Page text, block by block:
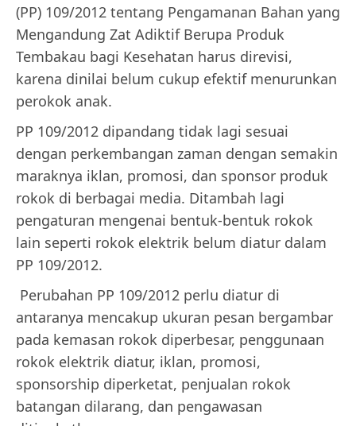
(PP) 109/2012 tentang Pengamanan Bahan yang
Mengandung Zat Adiktif Berupa Produk
Tembakau bagi Kesehatan harus direvisi,
karena dinilai belum cukup efektif menurunkan
perokok anak.
PP 109/2012 dipandang tidak lagi sesuai
dengan perkembangan zaman dengan semakin
maraknya iklan, promosi, dan sponsor produk
rokok di berbagai media. Ditambah lagi
pengaturan mengenai bentuk-bentuk rokok
lain seperti rokok elektrik belum diatur dalam
PP 109/2012.
Perubahan PP 109/2012 perlu diatur di
antaranya mencakup ukuran pesan bergambar
pada kemasan rokok diperbesar, penggunaan
rokok elektrik diatur, iklan, promosi,
sponsorship diperketat, penjualan rokok
batangan dilarang, dan pengawasan